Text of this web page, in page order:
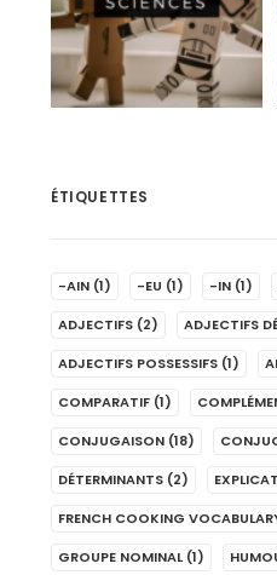
ÉTIQUETTES
-AIN (1) -EU (1) -IN (1)
ADJECTIFS (2) ADJECTIFS
ADJECTIFS POSSESSIFS (1)
COMPARATIF (1)
CONJUGAISON (18)
DÉTERMINANTS (2)
FRENCH COOKING
GROUPE NOMINAL (1)